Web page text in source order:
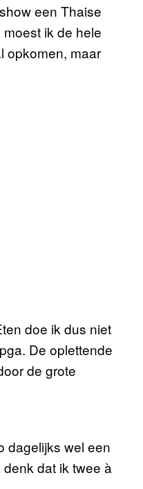
een Thaise
ik de hele
opkomen, maar
doe ik dus niet
De oplettende
de grote
dagelijks wel een
dat ik twee à